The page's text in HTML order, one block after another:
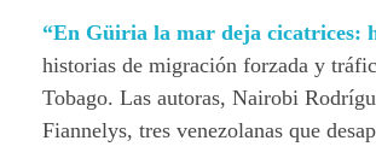
“En Güiria la mar deja cicatrices:
historias de migración forzada y
Tobago. Las autoras, Nairobi
Fiannelys, tres venezolanas que